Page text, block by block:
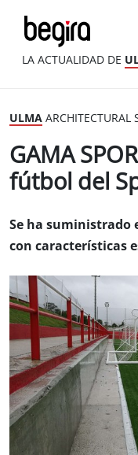
LA ACTUALIDAD DE
ULMA ARCHITECTURAL
GAMA
fútbol del
Se ha suministrado
con características